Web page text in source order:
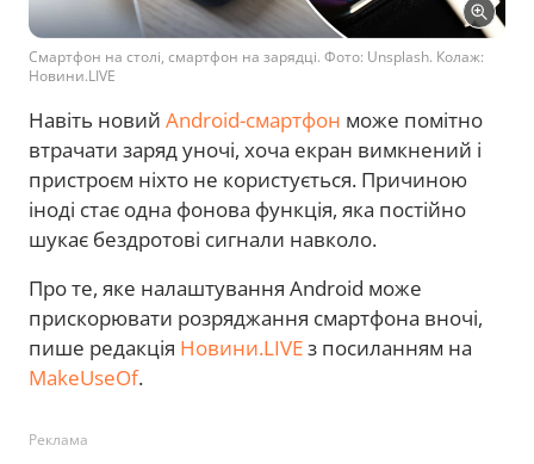
Смартфон на столі, смартфон на зарядці. Фото: Unsplash. Колаж:
Новини.LIVE
Навіть новий Android-смартфон може помітно
втрачати заряд уночі, хоча екран вимкнений і
пристроєм ніхто не користується. Причиною
іноді стає одна фонова функція, яка постійно
шукає бездротові сигнали навколо.
Про те, яке налаштування Android може
прискорювати розряджання смартфона вночі,
пише редакція Новини.LIVEз посиланням на
MakeUseOf.
Реклама